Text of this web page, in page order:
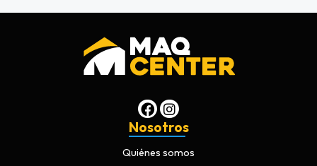
Nosotros
Quiénes somos